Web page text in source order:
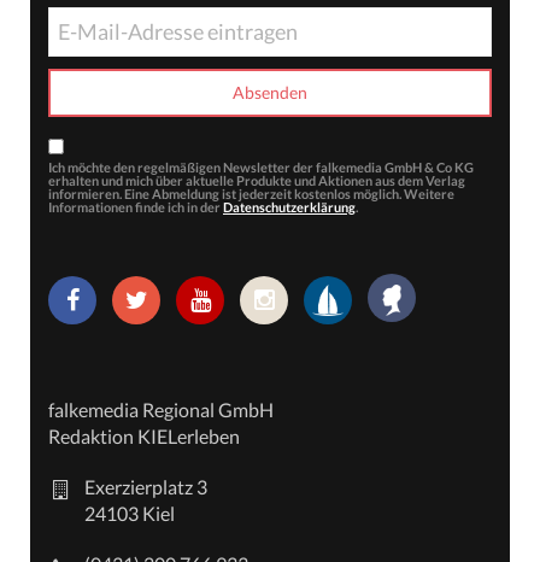
Ich möchte den regelmäßigen Newsletter der falkemedia GmbH & Co KG
erhalten und mich über aktuelle Produkte und Aktionen aus dem Verlag
informieren. Eine Abmeldung ist jederzeit kostenlos möglich. Weitere
Informationen finde ich in der Datenschutzerklärung.
falkemedia Regional GmbH
Redaktion KIELerleben
Exerzierplatz 3
24103 Kiel